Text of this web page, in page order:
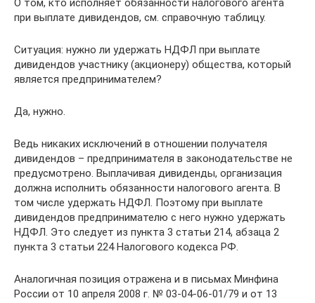
при выплате дивидендов, см. справочную таблицу.
Ситуация: нужно ли удержать НДФЛ при выплате
дивидендов участнику (акционеру) общества, который
является предпринимателем?
Да, нужно.
Ведь никаких исключений в отношении получателя
дивидендов – предпринимателя в законодательстве не
предусмотрено. Выплачивая дивиденды, организация
должна исполнить обязанности налогового агента. В
том числе удержать НДФЛ. Поэтому при выплате
дивидендов предпринимателю с него нужно удержать
НДФЛ. Это следует из пункта 3 статьи 214, абзаца 2
пункта 3 статьи 224 Налогового кодекса РФ.
Аналогичная позиция отражена и в письмах Минфина
России от 10 апреля 2008 г. № 03-04-06-01/79 и от 13